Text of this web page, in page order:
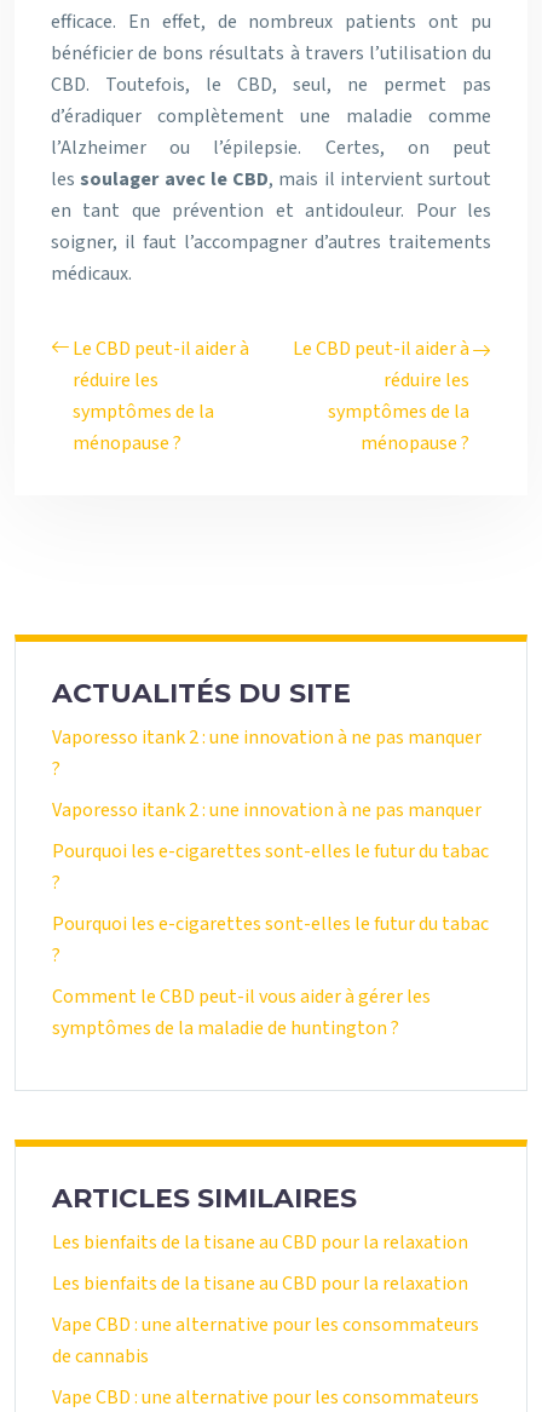
efficace. En effet, de nombreux patients ont pu
bénéficier de bons résultats à travers l’utilisation du
CBD. Toutefois, le CBD, seul, ne permet pas
d’éradiquer complètement une maladie comme
l’Alzheimer ou l’épilepsie. Certes, on peut
lessoulager avec le CBD, mais il intervient surtout
en tant que prévention et antidouleur. Pour les
soigner, il faut l’accompagner d’autres traitements
médicaux.
Le CBD peut-il aider à
réduire les
symptômes de la
ménopause ?
Le CBD peut-il aider à
réduire les
symptômes de la
ménopause ?
ACTUALITÉS DU SITE
Vaporesso itank 2 : une innovation à ne pas manquer
?
Vaporesso itank 2 : une innovation à ne pas manquer
Pourquoi les e-cigarettes sont-elles le futur du tabac
?
Pourquoi les e-cigarettes sont-elles le futur du tabac
?
Comment le CBD peut-il vous aider à gérer les
symptômes de la maladie de huntington ?
ARTICLES SIMILAIRES
Les bienfaits de la tisane au CBD pour la relaxation
Les bienfaits de la tisane au CBD pour la relaxation
Vape CBD : une alternative pour les consommateurs
de cannabis
Vape CBD : une alternative pour les consommateurs